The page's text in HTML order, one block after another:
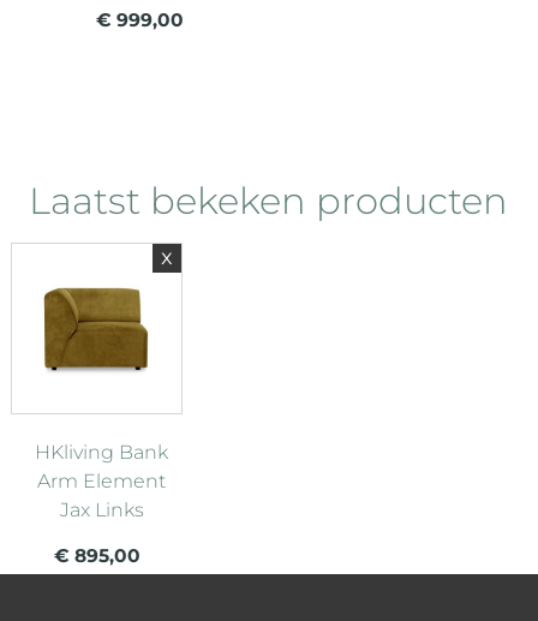
€ 999,00
Laatst bekeken producten
HKliving Bank
Arm Element
Jax Links
€ 895,00
x